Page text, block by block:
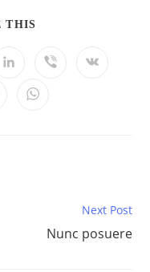
THIS
Открывается
новом
окне
Открывается
Открывается
Next Post
Nunc posuere